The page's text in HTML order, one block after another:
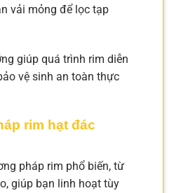
vải mỏng để lọc tạp
giúp quá trình rim diễn
vệ sinh an toàn thực
rim hạt đác
pháp rim phổ biến, từ
giúp bạn linh hoạt tùy